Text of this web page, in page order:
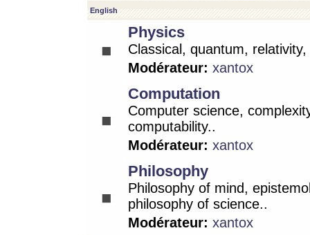
English
Physics
Classical, quantum,
Modérateur: xantox
Computation
Computer science,
computability..
Modérateur: xantox
Philosophy
Philosophy of mind,
philosophy of science..
Modérateur: xantox